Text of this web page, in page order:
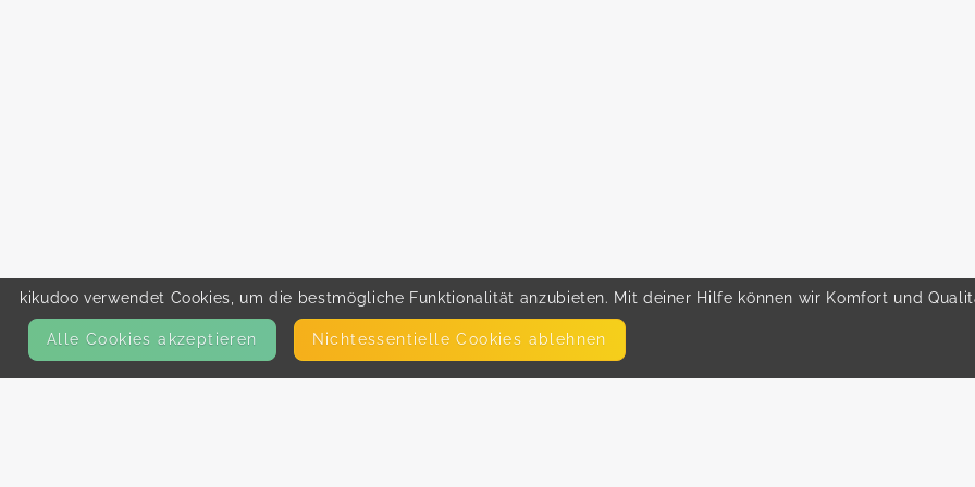
kikudoo verwendet Cookies, um die bestmögliche Funktionalität anzubieten. Mit deiner Hilfe können wir Komfort und
Alle Cookies akzeptieren Nicht­essentielle Cookies ablehnen